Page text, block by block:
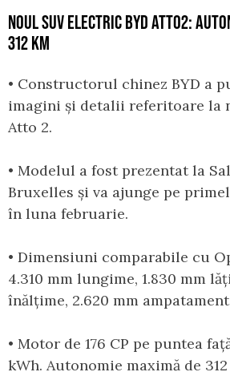
NOUL SUV ELECTRIC BYD ATTO2:
312 KM
• Constructorul chinez BYD a
imagini și detalii referitoare la
Atto 2.
• Modelul a fost prezentat la
Bruxelles și va ajunge pe
în luna februarie.
• Dimensiuni comparabile cu
4.310 mm lungime, 1.830 mm
înălțime, 2.620 mm
• Motor de 176 CP pe puntea
kWh. Autonomie maximă de